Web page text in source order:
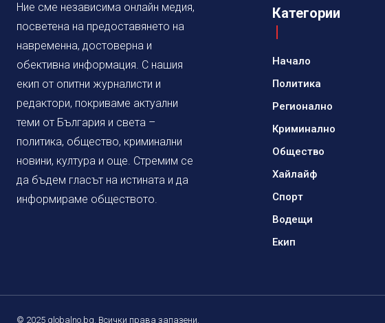
Ние сме независима онлайн медия,
посветена на предоставянето на
навременна, достоверна и
обективна информация. С нашия
екип от опитни журналисти и
редактори, покриваме актуални
теми от България и света –
политика, общество, криминални
новини, култура и още. Стремим се
да бъдем гласът на истината и да
информираме обществото.
Категории
Начало
Политика
Регионално
Криминално
Общество
Хайлайф
Спорт
Водещи
Екип
© 2025 globalno.bg. Всички права запазени.